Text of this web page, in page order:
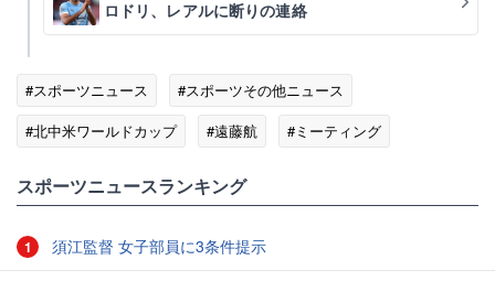
ロドリ、レアルに断りの連絡
#スポーツニュース
#スポーツその他ニュース
#北中米ワールドカップ
#遠藤航
#ミーティング
スポーツニュースランキング
1 須江監督 女子部員に3条件提示